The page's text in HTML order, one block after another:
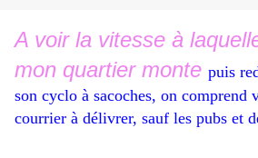
A voir la vitesse à
mon quartier monte puis
son cyclo à sacoches, on comprend
courrier à délivrer, sauf les pubs et